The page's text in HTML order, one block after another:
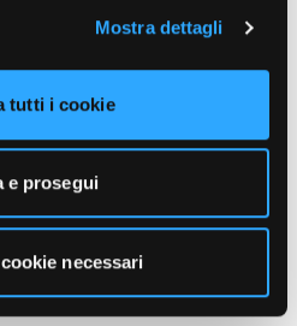
Mostra dettagli
tutti i cookie
e prosegui
necessari